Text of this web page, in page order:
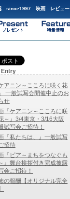
since1997 映画 レビュー
Entry
ケアニン～こころに咲く花
一般試写会開催中止のお
せ
『ケアニン～こころに咲
～』3/4東京・3/16大阪
試写会ご招待！
『私たちは、』一般試写
招待
『ピア～まちをつなぐも
』舞台挨拶付き完成披露
会ご招待！
の報酬【オリジナル完全